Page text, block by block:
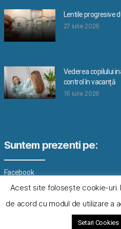
Lentile progresive
27 iulie 2026
Vederea copilului
control în vacanță
16 iulie 2026
Suntem prezenti pe:
Facebook
ArticoleOnline.info
Acest site foloseşte cookie-uri.
de acord cu modul de utilizare a
Setari Cookies